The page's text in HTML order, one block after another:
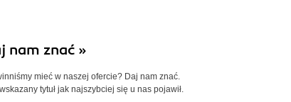
nam znać »
mieć w naszej ofercie? Daj nam znać.
tytuł jak najszybciej się u nas pojawił.